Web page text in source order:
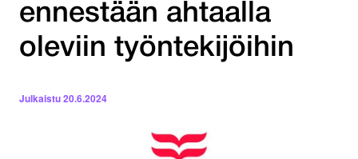
ennestään ahtaalla
oleviin työntekijöihin
Julkaistu20.6.2024